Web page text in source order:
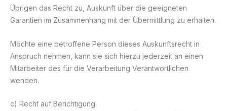
Übrigen das Recht zu, Auskunft über die geeigneten
Garantien im Zusammenhang mit der Übermittlung zu erhalten.
Möchte eine betroffene Person dieses Auskunftsrecht in
Anspruch nehmen, kann sie sich hierzu jederzeit an einen
Mitarbeiter des für die Verarbeitung Verantwortlichen
wenden.
c) Recht auf Berichtigung